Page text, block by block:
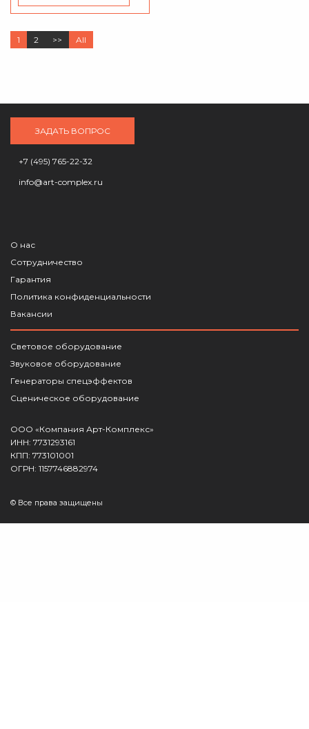
1 2 >> All
ЗАДАТЬ ВОПРОС
+7 (495) 765-22-32
info@art-complex.ru
О нас
Сотрудничество
Гарантия
Политика конфиденциальности
Вакансии
Световое оборудование
Звуковое оборудование
Генераторы спецэффектов
Сценическое оборудование
ООО «Компания Арт-Комплекс»
ИНН: 7731293161
КПП: 773101001
ОГРН: 1157746882974
© Все права защищены